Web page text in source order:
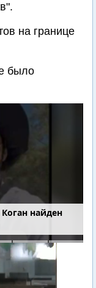
на границе
было
найден